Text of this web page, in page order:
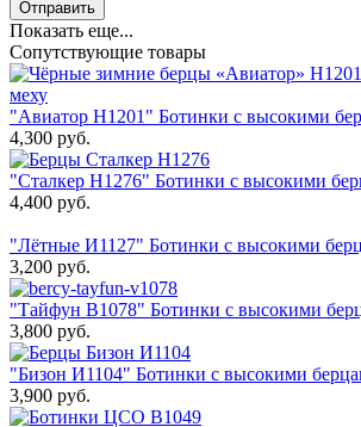
Показать еще...
Сопутствующие товары
"Авиатор Н1201" Ботинки с высокими
4,300 руб.
"Сталкер Н1276" Ботинки с высокими
4,400 руб.
"Лётные И1127" Ботинки с высокими
3,200 руб.
"Тайфун В1078" Ботинки с высокими
3,800 руб.
"Бизон И1104" Ботинки с высокими
3,900 руб.